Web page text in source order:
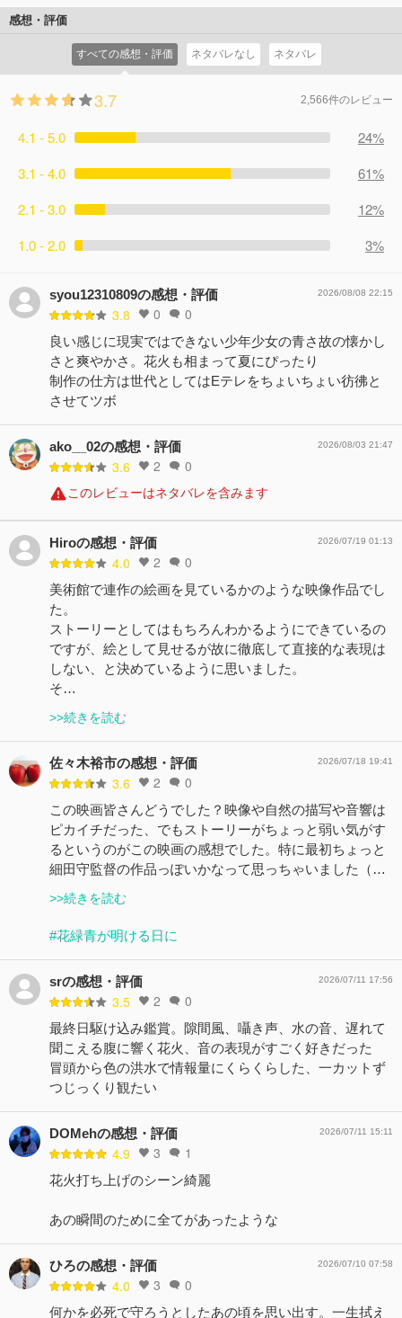
感想・評価
すべての感想・評価 ネタバレなし ネタバレ
3.7 2,566件のレビュー
4.1 - 5.0
24%
3.1 - 4.0
61%
2.1 - 3.0
12%
1.0 - 2.0
3%
syou12310809の感想・評価
3.8 0 0
2026/08/08 22:15
良い感じに現実ではできない少年少女の青さ故の懐かし
さと爽やかさ。花火も相まって夏にぴったり
制作の仕方は世代としてはEテレをちょいちょい彷彿と
させてツボ
ako__02の感想・評価
3.6 2 0
2026/08/03 21:47
このレビューはネタバレを含みます
Hiroの感想・評価
4.0 2 0
2026/07/19 01:13
美術館で連作の絵画を見ているかのような映像作品でし
た。
ストーリーとしてはもちろんわかるようにできているの
ですが、絵として見せるが故に徹底して直接的な表現は
しない、と決めているように思いました。
そ…
>>続きを読む
佐々木裕市の感想・評価
3.6 2 0
2026/07/18 19:41
この映画皆さんどうでした？映像や自然の描写や音響は
ピカイチだった、でもストーリーがちょっと弱い気がす
るというのがこの映画の感想でした。特に最初ちょっと
細田守監督の作品っぽいかなって思っちゃいました（…
>>続きを読む
#花緑青が明ける日に
srの感想・評価
3.5 2 0
2026/07/11 17:56
最終日駆け込み鑑賞。隙間風、囁き声、水の音、遅れて
聞こえる腹に響く花火、音の表現がすごく好きだった
冒頭から色の洪水で情報量にくらくらした、一カットず
つじっくり観たい
DOMehの感想・評価
4.9 3 1
2026/07/11 15:11
花火打ち上げのシーン綺麗
あの瞬間のために全てがあったような
ひろの感想・評価
4.0 3 0
2026/07/10 07:58
何かを必死で守ろうとしたあの頃を思い出す。一生拭え